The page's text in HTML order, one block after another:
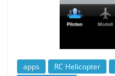
apps RC Helicopter